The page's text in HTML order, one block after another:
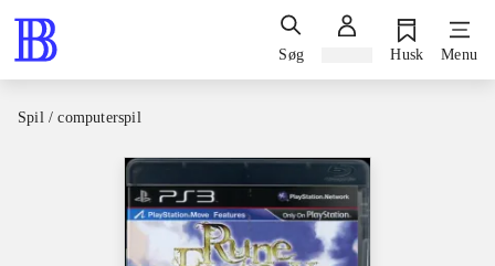
Søg Husk Menu
Spil / computerspil